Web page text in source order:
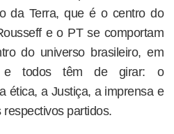
da Terra, que é o centro do
e o PT se comportam
do universo brasileiro, em
todos têm de girar: o
ética, a Justiça, a imprensa e
partidos.